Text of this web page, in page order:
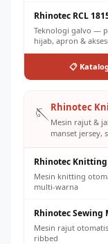
Rhinotec RCL
Teknologi galvo —
hijab, apron &
📋
🪡Rhinotec
Mesin rajut &
manset jersey,
Rhinotec
Mesin knitting
multi-warna
Rhinotec Sewing
Mesin rajut
ribbed